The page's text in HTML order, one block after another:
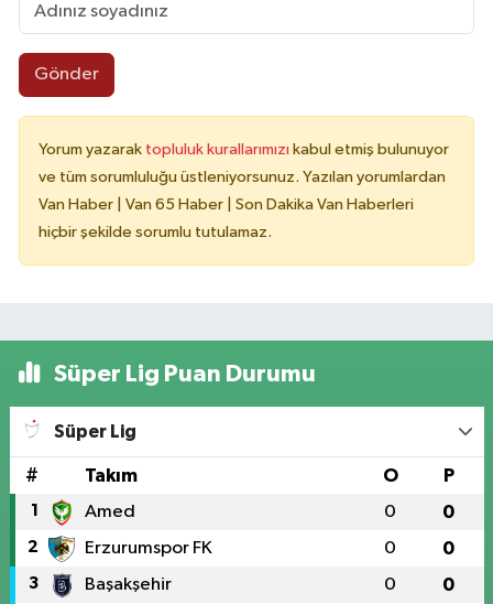
Gönder
Yorum yazarak topluluk kurallarımızı kabul etmiş bulunuyor
ve tüm sorumluluğu üstleniyorsunuz. Yazılan yorumlardan
Van Haber | Van 65 Haber | Son Dakika Van Haberleri
hiçbir şekilde sorumlu tutulamaz.
Süper Lig Puan Durumu
Süper Lig
# Takım O P
1 Amed 0 0
2 Erzurumspor FK 0 0
3 Başakşehir 0 0